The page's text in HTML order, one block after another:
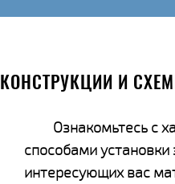
КОНСТРУКЦИИ И
Ознакомьтесь с
способами установки
интересующих вас